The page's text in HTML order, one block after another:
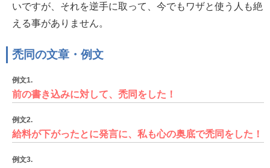
いですが、それを逆手に取って、今でもワザと使う人も絶
える事がありません。
禿同の文章・例文
例文1.
前の書き込みに対して、禿同をした！
例文2.
給料が下がったとに発言に、私も心の奥底で禿同をした！
例文3.